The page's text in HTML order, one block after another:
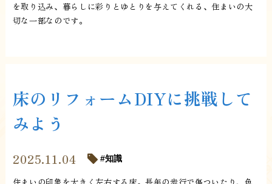
を取り込み、暮らしに彩りとゆとりを与えてくれる、住まいの大
切な一部なのです。
床のリフォームDIYに挑戦して
みよう
2025.11.04 知識